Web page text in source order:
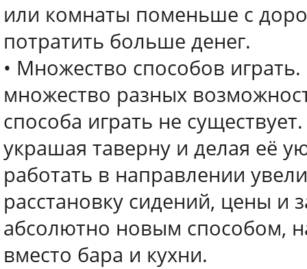
или комнаты поменьше с
потратить больше денег.
• Множество способов
множество разных
способа играть не
украшая таверну и делая её
работать в направлении
расстановку сидений, цены и
абсолютно новым способом,
вместо бара и кухни.